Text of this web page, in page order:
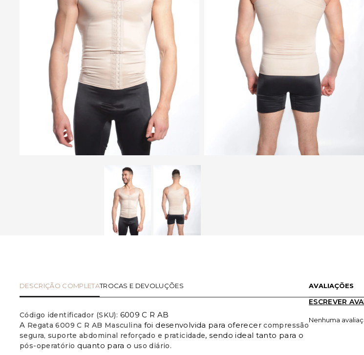
DESCRIÇÃO COMPLETATROCAS E DEVOLUÇÕES
Código identificador (SKU): 6009 C R AB
A Regata 6009 C R AB Masculina foi desenvolvida para oferecercompressão
segura, suporte abdominal reforçado e praticidade, sendo ideal tanto para o
pós-operatório quanto para o uso diário.
AVALIAÇÕES
ESCREVER
Nenhuma